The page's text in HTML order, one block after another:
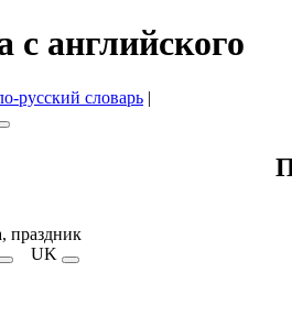
с английского
русский словарь |
праздник
UK